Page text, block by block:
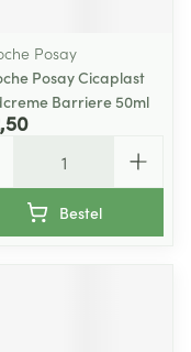
Posay
Posay Cicaplast
Barriere 50ml
Bestel